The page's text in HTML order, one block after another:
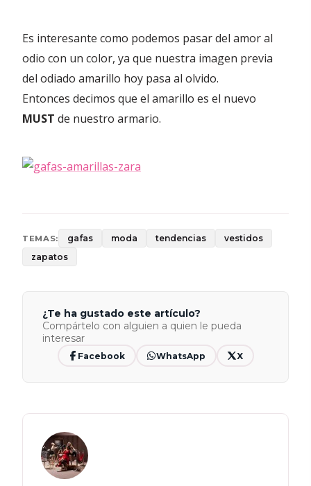
Es interesante como podemos pasar del amor al
odio con un color, ya que nuestra imagen previa
del odiado amarillo hoy pasa al olvido.
Entonces decimos que el amarillo es el nuevo
MUST de nuestro armario.
TEMAS: gafas moda tendencias
vestidos
zapatos
¿Te ha gustado este artículo?
Compártelo con alguien a quien le pueda
interesar
Facebook WhatsApp X